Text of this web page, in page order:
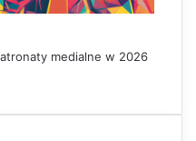
medialne w 2026